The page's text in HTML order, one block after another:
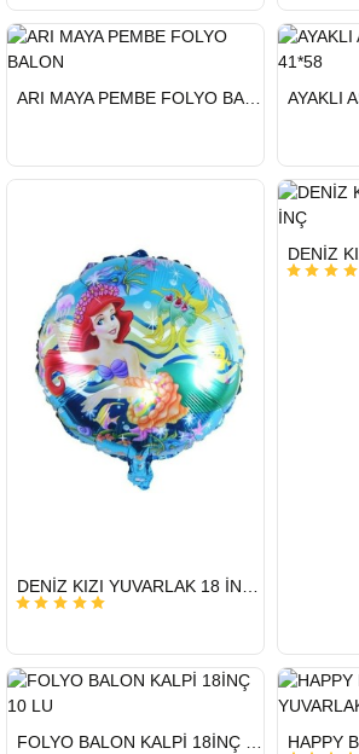
HIZLI
GÖNDERİ
ARI MAYA PEMBE FOLYO BALON
HIZLI
GÖNDERİ
HIZLI
GÖNDERİ
DENİZ KIZI YUVARLAK 18 İNC FOLYO BALON
HIZLI
GÖNDERİ
HIZLI
GÖNDERİ
FOLYO BALON KALPİ 18İNÇ 10 LU
HIZLI
GÖNDERİ